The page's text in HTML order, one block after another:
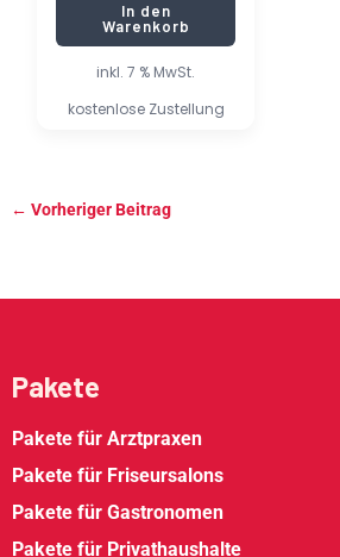
inkl. 7 % MwSt.
kostenlose Zustellung
In den
Warenkorb
← Vorheriger Beitrag
Pakete
Pakete für Arztpraxen
Pakete für Friseursalons
Pakete für Gastronomen
Pakete für Privathaushalte